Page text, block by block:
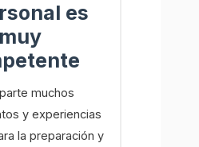
es
muy
muchos
y experiencias
la preparación y